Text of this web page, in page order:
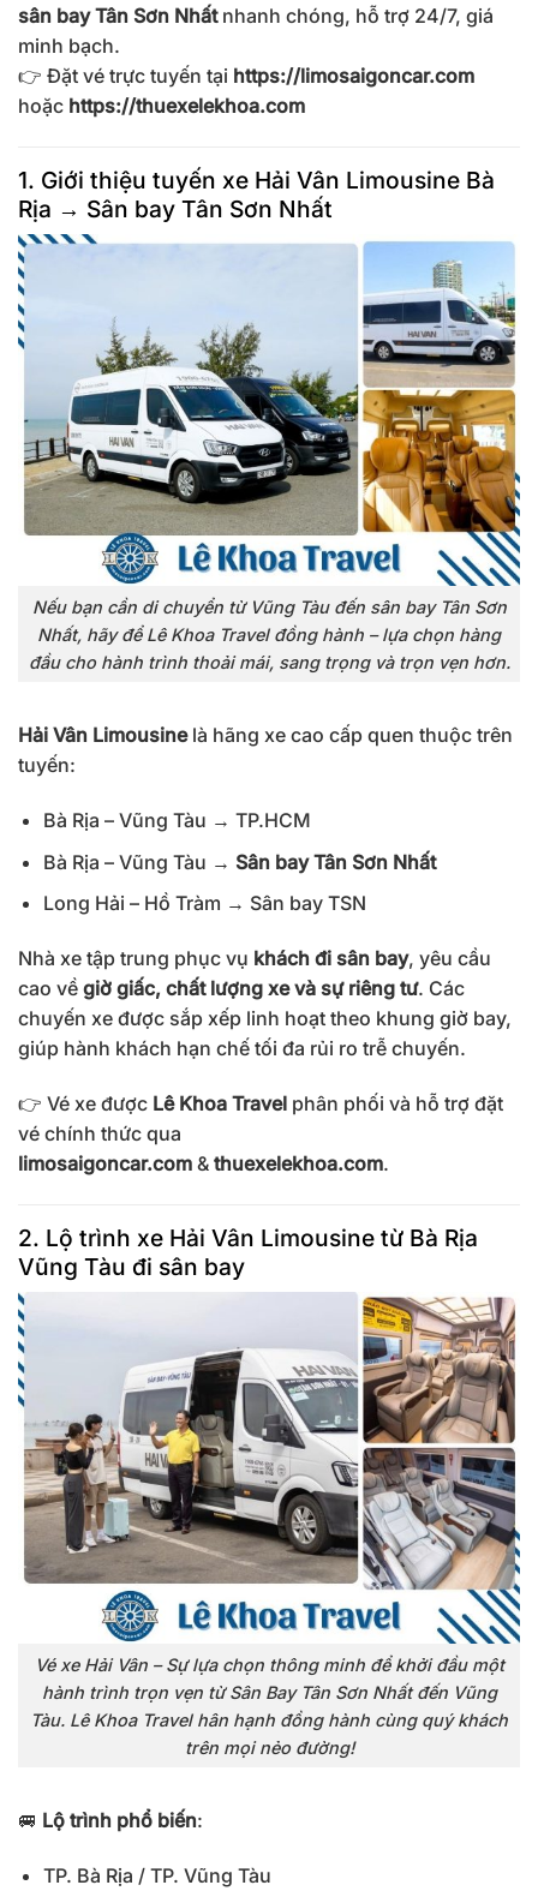
sân bay Tân Sơn Nhấtnhanh chóng, hỗ trợ 24/7, giá
minh bạch.
👉 Đặt vé trực tuyến tại https://limosaigoncar.com
hoặc https://thuexelekhoa.com
1. Giới thiệu tuyến xe Hải Vân Limousine Bà
Rịa → Sân bay Tân Sơn Nhất
Nếu bạn cần di chuyển từ Vũng Tàu đến sân bay Tân Sơn
Nhất, hãy để Lê Khoa Travel đồng hành – lựa chọn hàng
đầu cho hành trình thoải mái, sang trọng và trọn vẹn hơn.
Hải Vân Limousine là hãng xe cao cấp quen thuộc trên
tuyến:
Bà Rịa – Vũng Tàu → TP.HCM
Bà Rịa – Vũng Tàu → Sân bay Tân Sơn Nhất
Long Hải – Hồ Tràm → Sân bay TSN
Nhà xe tập trung phục vụ khách đi sân bay, yêu cầu
cao về giờ giấc, chất lượng xe và sự riêng tư. Các
chuyến xe được sắp xếp linh hoạt theo khung giờ bay,
giúp hành khách hạn chế tối đa rủi ro trễ chuyến.
👉 Vé xe được Lê Khoa Travel phân phối và hỗ trợ đặt
vé chính thức qua
limosaigoncar.com & thuexelekhoa.com.
2. Lộ trình xe Hải Vân Limousine từ Bà Rịa
Vũng Tàu đi sân bay
Vé xe Hải Vân – Sự lựa chọn thông minh để khởi đầu một
hành trình trọn vẹn từ Sân Bay Tân Sơn Nhất đến Vũng
Tàu. Lê Khoa Travel hân hạnh đồng hành cùng quý khách
trên mọi nẻo đường!
🚐 Lộ trình phổ biến:
TP. Bà Rịa / TP. Vũng Tàu